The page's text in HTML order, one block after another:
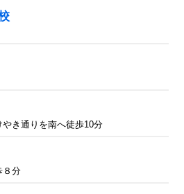
やき通りを南へ徒歩10分
８分